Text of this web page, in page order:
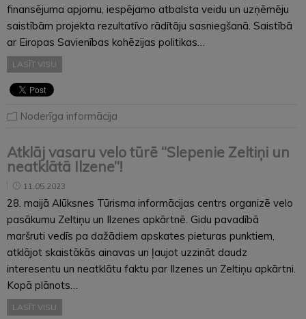
finansējuma apjomu, iespējamo atbalsta veidu un uzņēmēju
saistībām projekta rezultatīvo rādītāju sasniegšanā. Saistībā
ar Eiropas Savienības kohēzijas politikas…
LASĪT VISU
Noderīga informācija
Atklāj vasaru velo tūrē “Slepenie Zeltiņi un
neatklātā Ilzene”!
11.05.2023
28. maijā Alūksnes Tūrisma informācijas centrs organizē velo
pasākumu Zeltiņu un Ilzenes apkārtnē. Gidu pavadībā
maršruti vedīs pa dažādiem apskates pieturas punktiem,
atklājot skaistākās ainavas un ļaujot uzzināt daudz
interesentu un neatklātu faktu par Ilzenes un Zeltiņu apkārtni.
Kopā plānots…
LASĪT VISU